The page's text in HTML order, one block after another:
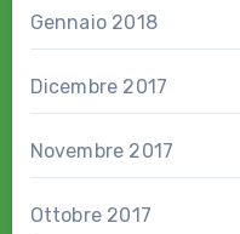
Gennaio 2018
Dicembre 2017
Novembre 2017
Ottobre 2017